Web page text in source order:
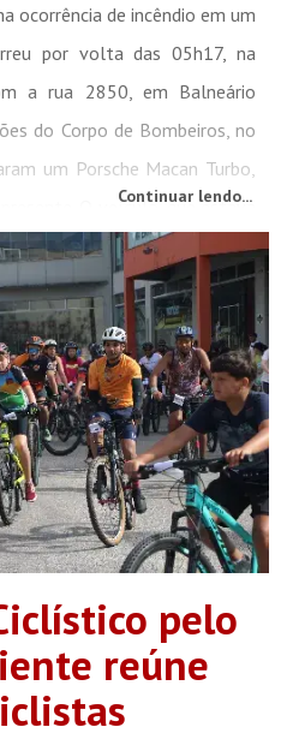
ocorrência de incêndio em um
por volta das 05h17, na
a rua 2850, em Balneário
do Corpo de Bombeiros, no
um Porsche Macan Turbo,
O veículo, que estava
Continuar lendo...
pelo
reúne